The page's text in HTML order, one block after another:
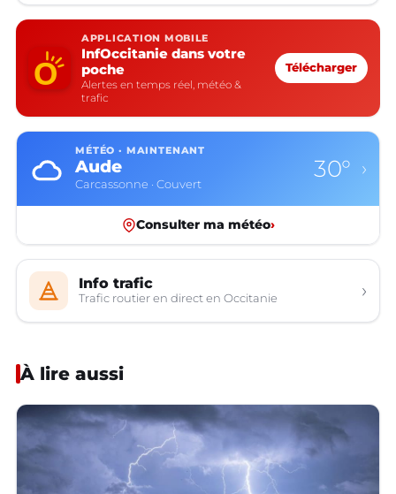
APPLICATION MOBILE
InfOccitanie dans votre
poche
Alertes en temps réel, météo &
trafic
Télécharger
MÉTÉO · MAINTENANT
Aude
Carcassonne · Couvert
30° ›
Consulter ma météo›
Info trafic
Trafic routier en direct en Occitanie ›
À lire aussi